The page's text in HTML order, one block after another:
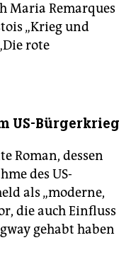
Maria Remarques
„Krieg und
rote
US-Bürgerkrieg
Roman, dessen
des US-
als „moderne,
die auch Einfluss
gehabt haben